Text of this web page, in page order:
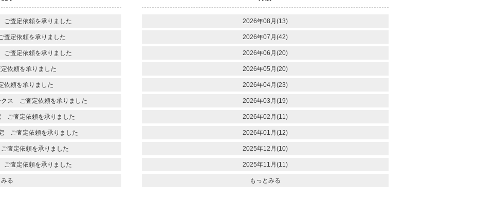
査定依頼を承りました
定依頼を承りました
査定依頼を承りました
依頼を承りました
頼を承りました
クス ご査定依頼を承りました
ご査定依頼を承りました
ご査定依頼を承りました
査定依頼を承りました
査定依頼を承りました
る
2026年08月(13)
2026年07月(42)
2026年06月(20)
2026年05月(20)
2026年04月(23)
2026年03月(19)
2026年02月(11)
2026年01月(12)
2025年12月(10)
2025年11月(11)
もっとみる